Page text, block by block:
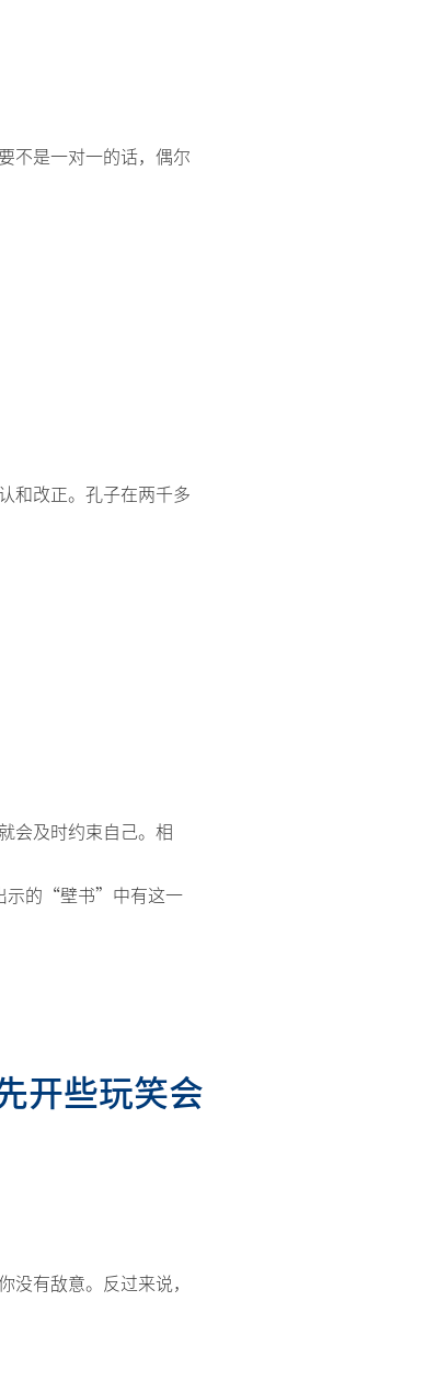
不是一对一的话，偶尔
和改正。孔子在两千多
会及时约束自己。相
示的“壁书”中有这一
开些玩笑会
有敌意。反过来说，